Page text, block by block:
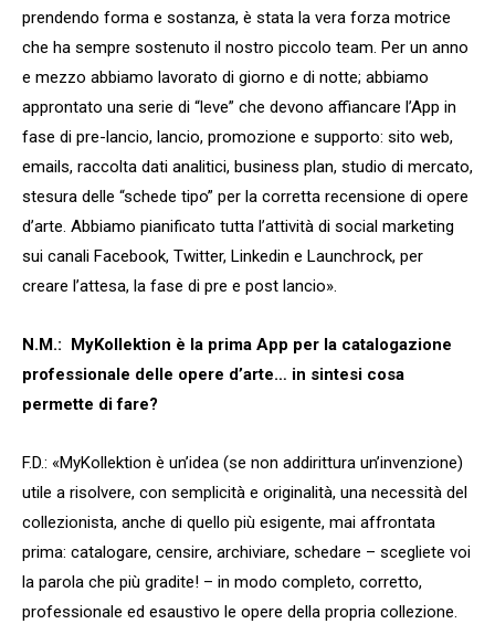
prendendo forma e sostanza, è stata la vera forza motrice
che ha sempre sostenuto il nostro piccolo team. Per un anno
e mezzo abbiamo lavorato di giorno e di notte; abbiamo
approntato una serie di “leve” che devono affiancare l’App in
fase di pre-lancio, lancio, promozione e supporto: sito web,
emails, raccolta dati analitici, business plan, studio di mercato,
stesura delle “schede tipo” per la corretta recensione di opere
d’arte. Abbiamo pianificato tutta l’attività di social marketing
sui canali Facebook, Twitter, Linkedin e Launchrock, per
creare l’attesa, la fase di pre e post lancio».
N.M.: MyKollektion è la prima App per la catalogazione
professionale delle opere d’arte… in sintesi cosa
permette di fare?
F.D.: «MyKollektion è un’idea (se non addirittura un’invenzione)
utile a risolvere, con semplicità e originalità, una necessità del
collezionista, anche di quello più esigente, mai affrontata
prima: catalogare, censire, archiviare, schedare – scegliete voi
la parola che più gradite! – in modo completo, corretto,
professionale ed esaustivo le opere della propria collezione.